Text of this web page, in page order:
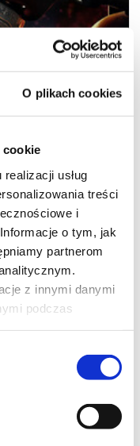
O plikach cookies
usług
treści
i
o tym, jak
partnerom
z innymi danymi
podczas
swojej matki. W
należący do jego
prowadzi księcia